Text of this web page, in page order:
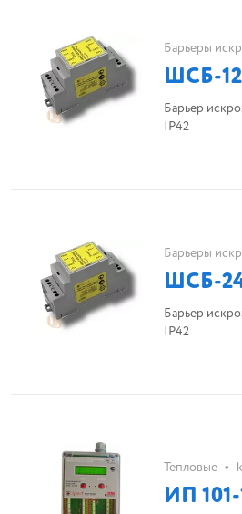
Барьеры
ШСБ-
Барьер
IP42
Барьеры
ШСБ-
Барьер
IP42
Тепловые •
ИП